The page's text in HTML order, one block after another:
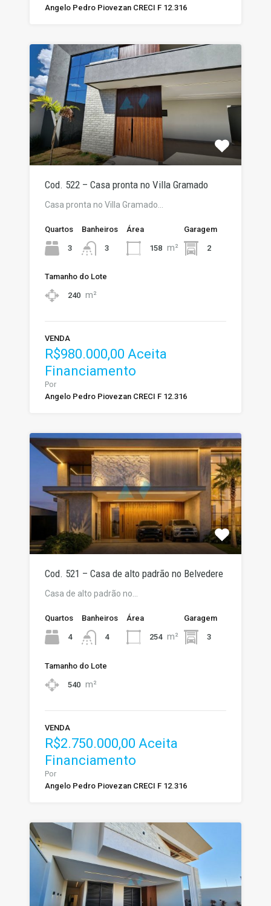
Angelo Pedro Piovezan CRECI F 12.316
Cod. 522 – Casa pronta no Villa Gramado
Casa pronta no Villa Gramado…
Quartos
3
Banheiros
3
Área
158 m²
Garagem
2
Tamanho do Lote
240 m²
VENDA
R$980.000,00 Aceita
Financiamento
Por
Angelo Pedro Piovezan CRECI F 12.316
Cod. 521 – Casa de alto padrão no Belvedere
Casa de alto padrão no…
Quartos
4
Banheiros
4
Área
254 m²
Garagem
3
Tamanho do Lote
540 m²
VENDA
R$2.750.000,00 Aceita
Financiamento
Por
Angelo Pedro Piovezan CRECI F 12.316